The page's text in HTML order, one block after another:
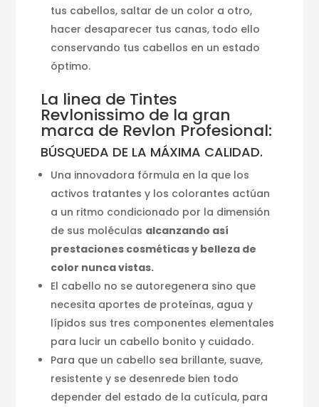
tus cabellos, saltar de un color a otro,
hacer desaparecer tus canas, todo ello
conservando tus cabellos en un estado
óptimo.
La linea de Tintes
Revlonissimo de la gran
marca de Revlon Profesional:
BÚSQUEDA DE LA MÁXIMA CALIDAD.
Una innovadora fórmula en la que los
activos tratantes y los colorantes actúan
a un ritmo condicionado por la dimensión
de sus moléculas alcanzando así
prestaciones cosméticas y belleza de
color nunca vistas.
El cabello no se autoregenera sino que
necesita aportes de proteínas, agua y
lípidos sus tres componentes elementales
para lucir un cabello bonito y cuidado.
Para que un cabello sea brillante, suave,
resistente y se desenrede bien todo
depender del estado de la cutícula, para